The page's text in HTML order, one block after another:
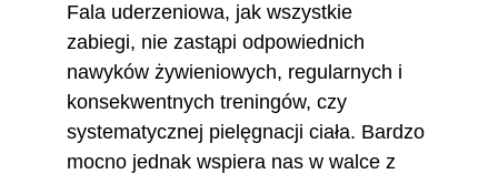
Fala uderzeniowa, jak wszystkie
zabiegi, nie zastąpi odpowiednich
nawyków żywieniowych, regularnych i
konsekwentnych treningów, czy
systematycznej pielęgnacji ciała. Bardzo
mocno jednak wspiera nas w walce z